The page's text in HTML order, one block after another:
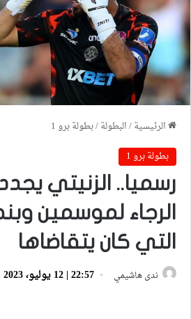
الرئيسية/البطولة/بطولة برو 1
بطولة برو 1
رسميا.. الزنيتي
الرجاء لموسمين
التي كان يتقاضاها
ندى هاشيمي 22:57 | 12 يوليو، 2023